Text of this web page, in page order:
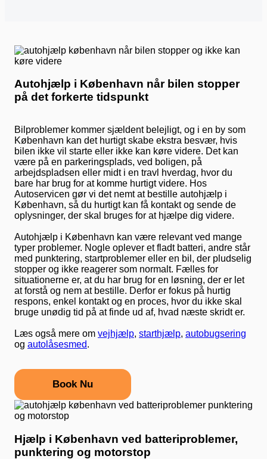
Autohjælp i København når bilen stopper
på det forkerte tidspunkt
Bilproblemer kommer sjældent belejligt, og i en by som
København kan det hurtigt skabe ekstra besvær, hvis
bilen ikke vil starte eller ikke kan køre videre. Det kan
være på en parkeringsplads, ved boligen, på
arbejdspladsen eller midt i en travl hverdag, hvor du
bare har brug for at komme hurtigt videre. Hos
Autoservicen gør vi det nemt at bestille autohjælp i
København, så du hurtigt kan få kontakt og sende de
oplysninger, der skal bruges for at hjælpe dig videre.
Autohjælp i København kan være relevant ved mange
typer problemer. Nogle oplever et fladt batteri, andre står
med punktering, startproblemer eller en bil, der pludselig
stopper og ikke reagerer som normalt. Fælles for
situationerne er, at du har brug for en løsning, der er let
at forstå og nem at bestille. Derfor er fokus på hurtig
respons, enkel kontakt og en proces, hvor du ikke skal
bruge unødig tid på at finde ud af, hvad næste skridt er.
Læs også mere om vejhjælp, starthjælp, autobugsering
og autolåsesmed.
Book Nu
Hjælp i København ved batteriproblemer,
punktering og motorstop